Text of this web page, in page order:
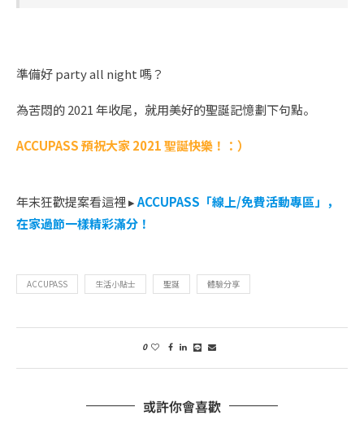
準備好 party all night 嗎？
為苦悶的 2021 年收尾，就用美好的聖誕記憶劃下句點。
ACCUPASS 預祝大家 2021 聖誕快樂！：）
年末狂歡提案看這裡 ▸ACCUPASS「線上/免費活動專區」，
在家過節一樣精彩滿分！
ACCUPASS 生活小貼士 聖誕 體驗分享
0
或許你會喜歡